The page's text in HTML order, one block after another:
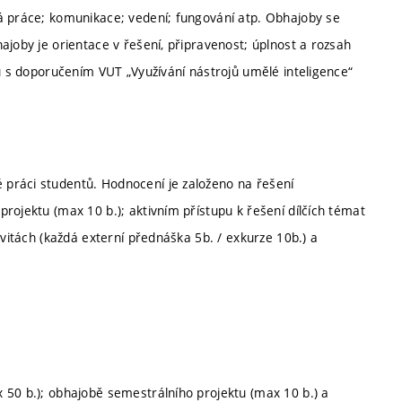
komunikace; vedení; fungování atp. Obhajoby se
je orientace v řešení, připravenost; úplnost a rozsah
doporučením VUT „Využívání nástrojů umělé inteligence“
studentů. Hodnocení je založeno na řešení
(max 10 b.); aktivním přístupu k řešení dílčích témat
(každá externí přednáška 5b. / exkurze 10b.) a
b.); obhajobě semestrálního projektu (max 10 b.) a